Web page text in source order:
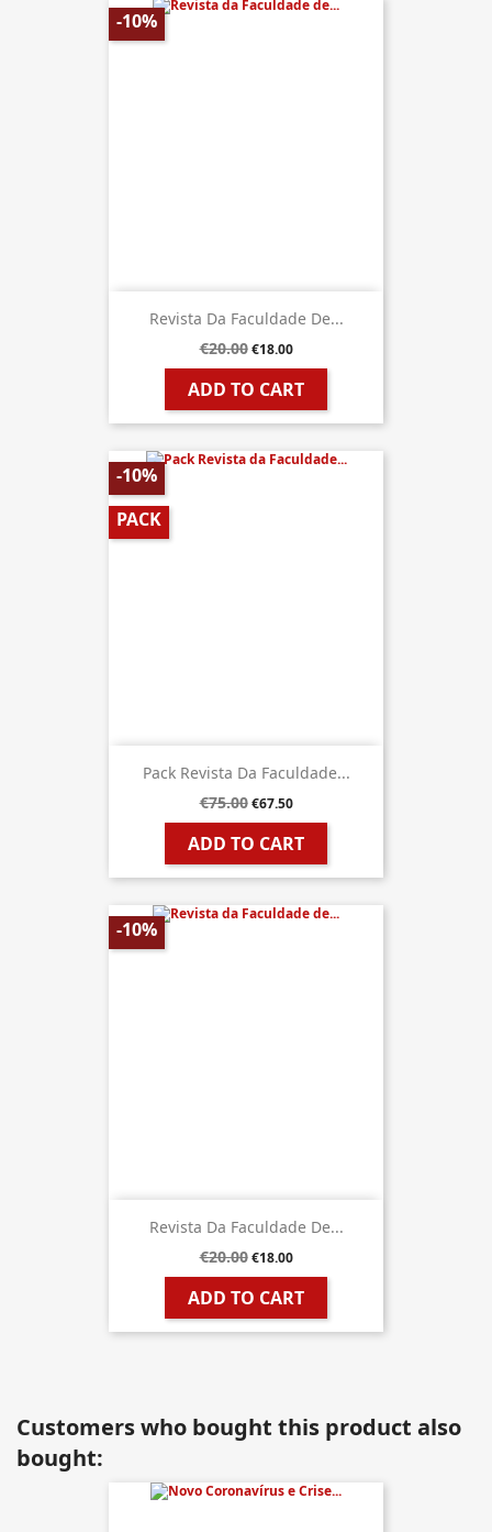
Revista Da Faculdade De...
€20.00 €18.00
ADD TO CART
-10%
Pack Revista Da Faculdade...
€75.00 €67.50
ADD TO CART
-10%
PACK
Revista Da Faculdade De...
€20.00 €18.00
ADD TO CART
-10%
Customers who bought this product also
bought: